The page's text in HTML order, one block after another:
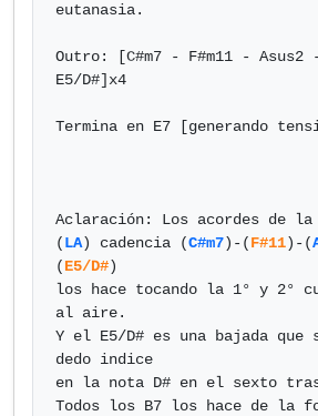
eutanasia.
Outro: [C#m7 - F#m11 - Asus2
E5/D#]x4
Termina en E7 [generando
Aclaración: Los acordes de
(LA) cadencia (C#m7)-(F#11)-(
(E5/D#)
los hace tocando la 1° y 2°
al aire.
Y el E5/D# es una bajada que
dedo indice
en la nota D# en el sexto
Todos los B7 los hace de la